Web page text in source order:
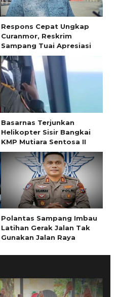
Respons Cepat Ungkap
Curanmor, Reskrim
Sampang Tuai Apresiasi
Basarnas Terjunkan
Helikopter Sisir Bangkai
KMP Mutiara Sentosa II
Polantas Sampang Imbau
Latihan Gerak Jalan Tak
Gunakan Jalan Raya